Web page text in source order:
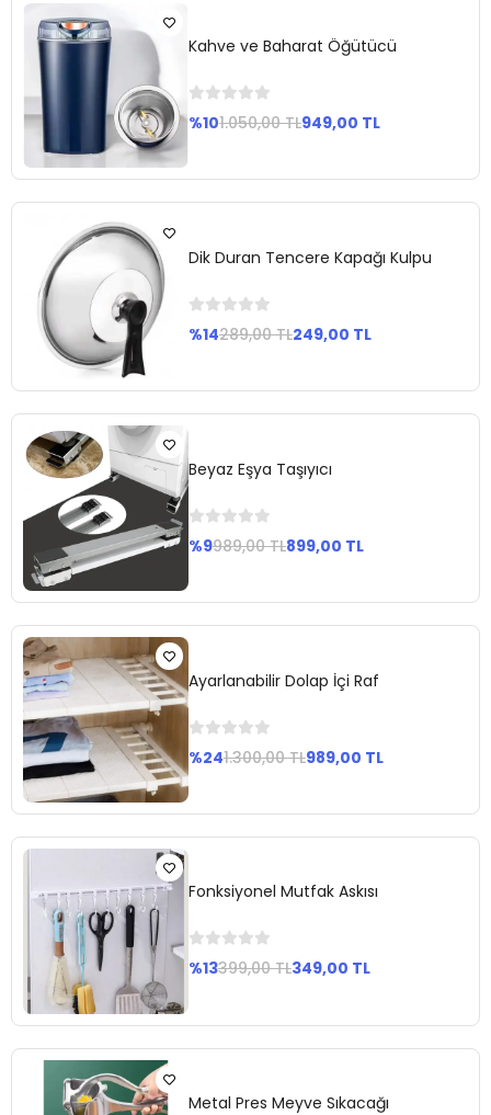
Kahve ve Baharat Öğütücü
%101.050,00 TL949,00 TL
Ekle
Dik Duran Tencere Kapağı Kulpu
%14289,00 TL249,00 TL
Ekle
Beyaz Eşya Taşıyıcı
%9989,00 TL899,00 TL
Ekle
Ayarlanabilir Dolap İçi Raf
%241.300,00 TL989,00 TL
Ekle
Fonksiyonel Mutfak Askısı
%13399,00 TL349,00 TL
Metal Pres Meyve Sıkacağı